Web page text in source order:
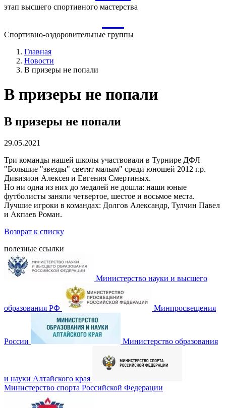
этап высшего спортивного мастерства
Спортивно-оздоровительные группы
Главная
Новости
В призеры не попали
В призеры не попали
В призеры не попали
29.05.2021
Три команды нашей школы участвовали в Турнире ДФЛ
"Большие "звезды" светят малым" среди юношей 2012 г.р.
Дивизион Алексея и Евгения Смертиных.
Но ни одна из них до медалей не дошла: наши юные
футболисты заняли четвертое, шестое и восьмое места.
Лучшие игроки в командах: Долгов Александр, Тулчин Павел
и Акпаев Роман.
Возврат к списку
полезные ссылки
Министерство науки и высшего
образования РФ Минпросвещения
России Министерство образования
и науки Алтайского края
Министерство спорта Российской Федерации